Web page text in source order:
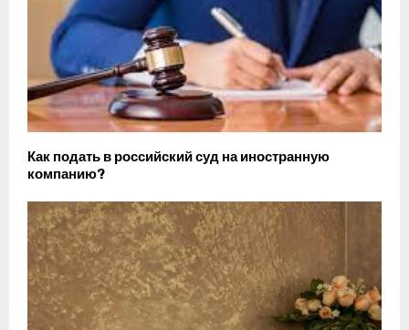
Как подать в российский суд на иностранную
компанию?